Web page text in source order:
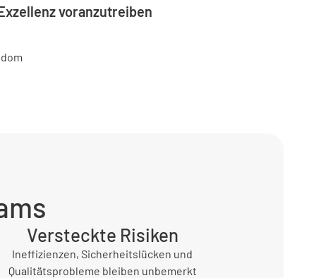
voranzutreiben
Versteckte Risiken
Ineffizienzen, Sicherheitslücken und
Qualitätsprobleme bleiben unbemerkt